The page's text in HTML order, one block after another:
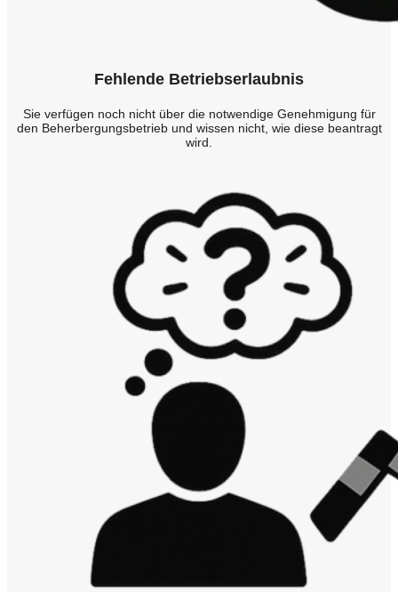
Fehlende Betriebserlaubnis
Sie verfügen noch nicht über die notwendige Genehmigung für
den Beherbergungsbetrieb und wissen nicht, wie diese beantragt
wird.